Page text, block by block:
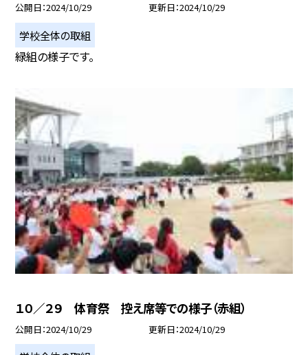
公開日 2024/10/29 更新日 2024/10/29
学校全体の取組
緑組の様子です。
１０／２９ 体育祭 控え席等での様子（赤組）
公開日 2024/10/29 更新日 2024/10/29